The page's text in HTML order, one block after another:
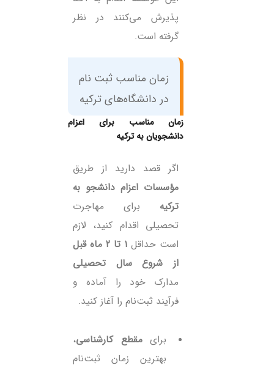
پذیرش می‌کنند در نظر
گرفته است.
زمان مناسب ثبت نام
در دانشگاه‌های ترکیه
زمان مناسب برای اعزام
دانشجویان به ترکیه
اگر قصد دارید از طریق
مؤسسات اعزام دانشجو به
ترکیه برای مهاجرت
تحصیلی اقدام کنید، لازم
است حداقل
۱ تا ۲ ماه قبل
از شروع سال تحصیلی
مدارک خود را آماده و
فرآیند ثبت‌نام را آغاز کنید.
برایمقطع کارشناسی،
بهترین زمان ثبت‌نام